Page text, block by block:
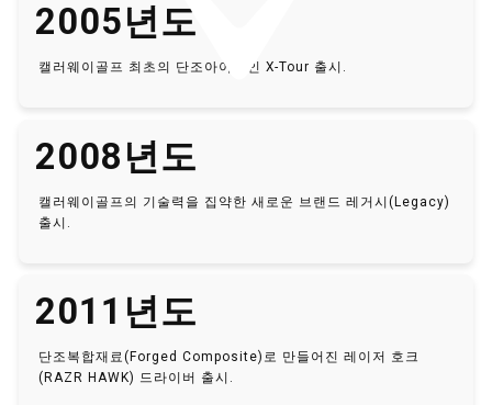
2005년도
캘러웨이골프 최초의 단조아이언인 X-Tour 출시.
2008년도
캘러웨이골프의 기술력을 집약한 새로운 브랜드 레거시(Legacy)
출시.
2011년도
단조복합재료(Forged Composite)로 만들어진 레이저 호크
(RAZR HAWK) 드라이버 출시.